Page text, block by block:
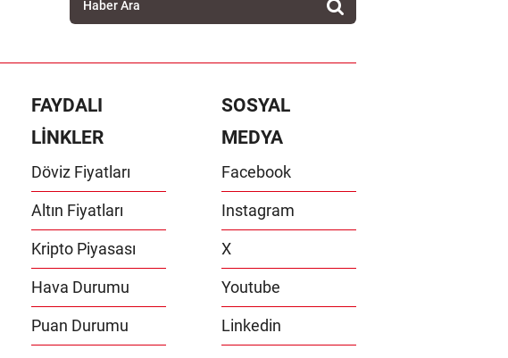
FAYDALI
LİNKLER
Döviz Fiyatları
Altın Fiyatları
Kripto Piyasası
Hava Durumu
Puan Durumu
SOSYAL
MEDYA
Facebook
Instagram
X
Youtube
Linkedin